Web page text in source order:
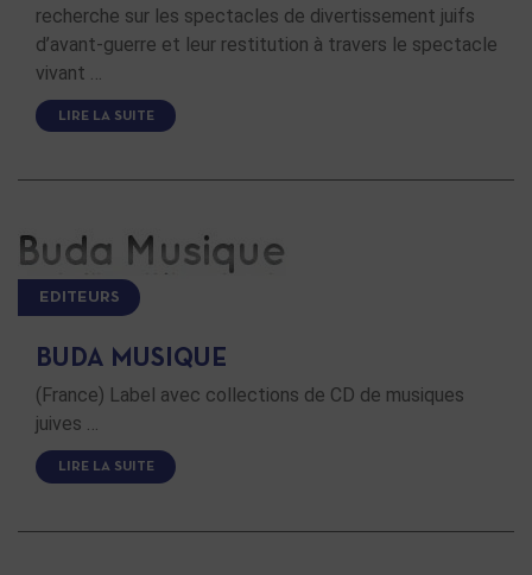
recherche sur les spectacles de divertissement juifs
d’avant-guerre et leur restitution à travers le spectacle
vivant …
LIRE LA SUITE
EDITEURS
BUDA MUSIQUE
(France) Label avec collections de CD de musiques
juives …
LIRE LA SUITE